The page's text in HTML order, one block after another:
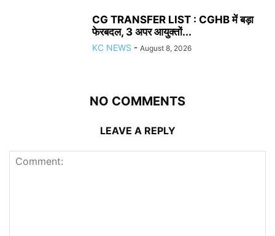
CG TRANSFER LIST : CGHB में बड़ा
फेरबदल, 3 अपर आयुक्तों...
KC NEWS - August 8, 2026
NO COMMENTS
LEAVE A REPLY